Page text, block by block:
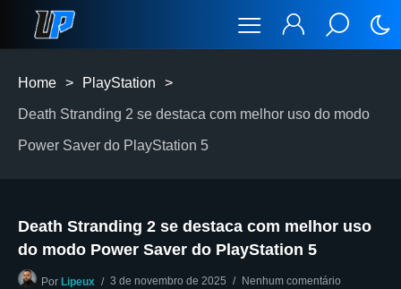
Home > PlayStation >
Death Stranding 2 se destaca com melhor uso do modo
Power Saver do PlayStation 5
Death Stranding 2 se destaca com melhor uso
do modo Power Saver do PlayStation 5
Por Lipeux 3 de novembro de 2025 Nenhum comentário